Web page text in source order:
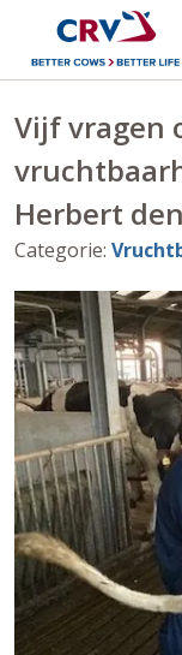
Vijf vragen
Herbert
Categorie: